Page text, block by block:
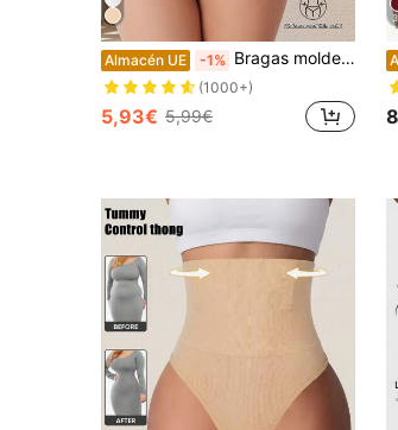
Almacén UE -1% Bragas moldeadoras sin costuras de cintura alta para mujeres, control de abdomen, levantamiento de glúteos, adelgazamiento de cintura
(1000+)
5,93€ 5,99€